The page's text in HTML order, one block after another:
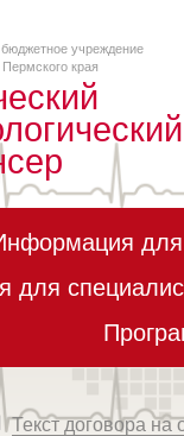
бюджетное учреждение
края
для
для
Текст договора на